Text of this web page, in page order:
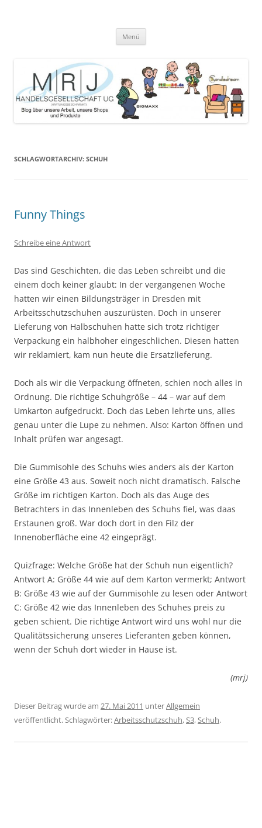
angebotene Produkte
Menü
SCHLAGWORTARCHIV: SCHUH
Funny Things
Schreibe eine Antwort
Das sind Geschichten, die das Leben schreibt und die
einem doch keiner glaubt: In der vergangenen Woche
hatten wir einen Bildungsträger in Dresden mit
Arbeitsschutzschuhen auszurüsten. Doch in unserer
Lieferung von Halbschuhen hatte sich trotz richtiger
Verpackung ein halbhoher eingeschlichen. Diesen hatten
wir reklamiert, kam nun heute die Ersatzlieferung.
Doch als wir die Verpackung öffneten, schien noch alles in
Ordnung. Die richtige Schuhgröße – 44 – war auf dem
Umkarton aufgedruckt. Doch das Leben lehrte uns, alles
genau unter die Lupe zu nehmen. Also: Karton öffnen und
Inhalt prüfen war angesagt.
Die Gummisohle des Schuhs wies anders als der Karton
eine Größe 43 aus. Soweit noch nicht dramatisch. Falsche
Größe im richtigen Karton. Doch als das Auge des
Betrachters in das Innenleben des Schuhs fiel, was daas
Erstaunen groß. War doch dort in den Filz der
Innenoberfläche eine 42 eingeprägt.
Quizfrage: Welche Größe hat der Schuh nun eigentlich?
Antwort A: Größe 44 wie auf dem Karton vermerkt; Antwort
B: Größe 43 wie auf der Gummisohle zu lesen oder Antwort
C: Größe 42 wie das Innenleben des Schuhes preis zu
geben schient. Die richtige Antwort wird uns wohl nur die
Qualitätssicherung unseres Lieferanten geben können,
wenn der Schuh dort wieder in Hause ist.
(mrj)
Dieser Beitrag wurde am 27. Mai 2011 unterAllgemein
veröffentlicht. Schlagwörter:Arbeitsschutzschuh,S3,Schuh.